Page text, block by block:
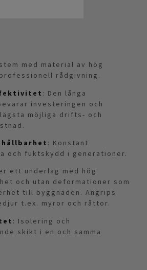
med material av hög
rådgivning.
: Den långa
investeringen och
möjliga drifts- och
hållbarhet : Konstant
och fuktskydd i generationer.
ett underlag med hög
och utan deformationer som
till byggnaden. Angrips
t.ex. myror och råttor.
: Isolering och
skikt i en och samma